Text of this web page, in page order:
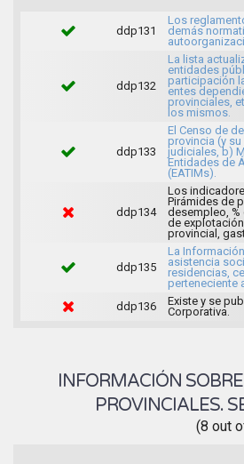
ddp131
Los
demás
ddp132
La lista
entidades
participación
entes
provinciales,
los mismos.
ddp133
El Censo de
provincia (y
judiciales, b)
Entidades de
(EATIMs).
ddp134
Los
Pirámides de
desempleo,
de
provincial,
ddp135
La
asistencia
residencias,
perteneciente
ddp136
Existe y se
Corporativa.
INFORMACIÓN
PROVINCIALES.
(8 out